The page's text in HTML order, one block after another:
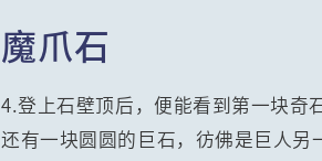
魔爪石
4.登上石壁顶后，便能看到第一块奇
还有一块圆圆的巨石，彷佛是巨人另